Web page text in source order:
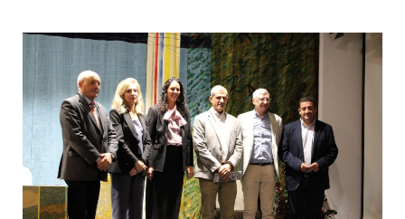
del
Segura
participa
en
la
jornada